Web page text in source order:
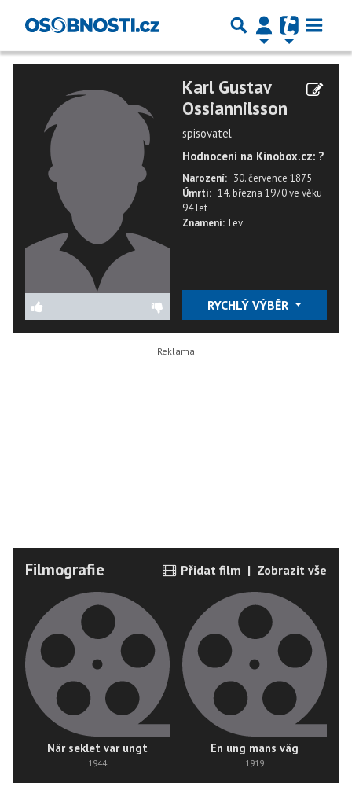
Karl Gustav
Ossiannilsson
spisovatel
Hodnocení na Kinobox.cz: ?
Narození: 30. července 1875
Úmrtí: 14. března 1970ve věku
94 let
Znamení: Lev
RYCHLÝ VÝBĚR
Filmografie Přidat film | Zobrazit vše
När seklet var ungt
1944
En ung mans väg
1919